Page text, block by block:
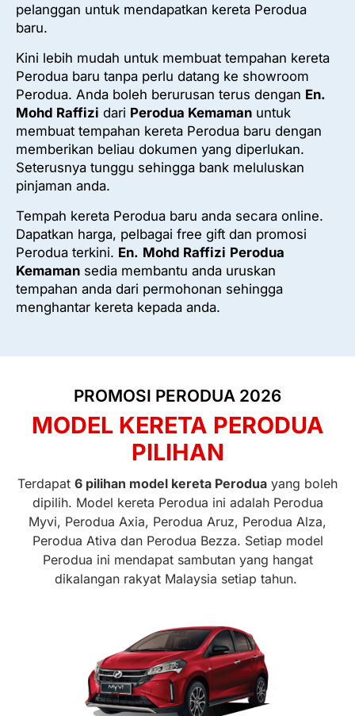
pelanggan untuk mendapatkan kereta Perodua
baru.
Kini lebih mudah untuk membuat tempahan kereta
Perodua baru tanpa perlu datang ke showroom
Perodua. Anda boleh berurusan terus dengan En.
Mohd Raffizi dari Perodua Kemaman untuk
membuat tempahan kereta Perodua baru dengan
memberikan beliau dokumen yang diperlukan.
Seterusnya tunggu sehingga bank meluluskan
pinjaman anda.
Tempah kereta Perodua baru anda secara online.
Dapatkan harga, pelbagai free gift dan promosi
Perodua terkini. En. Mohd Raffizi Perodua
Kemaman sedia membantu anda uruskan
tempahan anda dari permohonan sehingga
menghantar kereta kepada anda.
PROMOSI PERODUA 2026
MODEL KERETA PERODUA
PILIHAN
Terdapat 6 pilihan model kereta Perodua yang boleh
dipilih. Model kereta Perodua ini adalah Perodua
Myvi, Perodua Axia, Perodua Aruz, Perodua Alza,
Perodua Ativa dan Perodua Bezza. Setiap model
Perodua ini mendapat sambutan yang hangat
dikalangan rakyat Malaysia setiap tahun.